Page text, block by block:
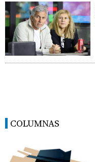
COLUMNAS